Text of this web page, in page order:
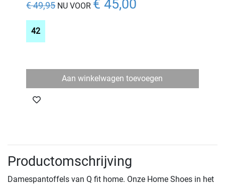
€ 49,95 NU VOOR € 45,00
42
Aan winkelwagen toevoegen
Productomschrijving
Damespantoffels van Q fit home. Onze Home Shoes in het